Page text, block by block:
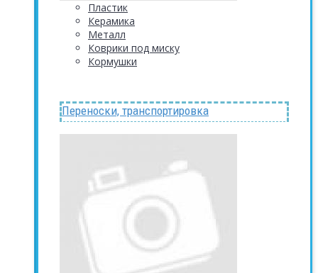
Пластик
Керамика
Металл
Коврики под миску
Кормушки
Переноски, транспортировка